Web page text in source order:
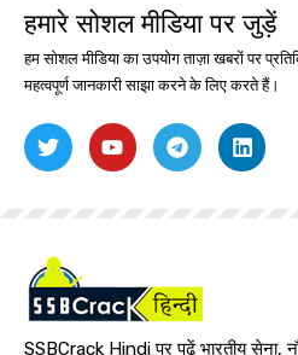
हमारे सोशल मीडिया पर जुड़ें
हम सोशल मीडिया का उपयोग ताज़ा खबरों पर
महत्वपूर्ण जानकारी साझा करने के लिए करते हैं।
SSBCrack Hindi पर पढ़ें भारतीय सेना,